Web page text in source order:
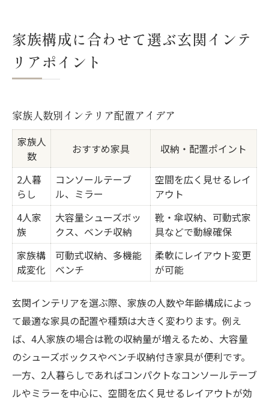
家族構成に合わせて選ぶ玄関インテ
リアポイント
家族人数別インテリア配置アイデア
家族人
数
おすすめ家具 収納・配置ポイント
2人暮
らし
コンソールテーブ
ル、ミラー
空間を広く見せるレイ
アウト
4人家
族
大容量シューズボッ
クス、ベンチ収納
靴・傘収納、可動式家
具などで動線確保
家族構
成変化
可動式収納、多機能
ベンチ
柔軟にレイアウト変更
が可能
玄関インテリアを選ぶ際、家族の人数や年齢構成によっ
て最適な家具の配置や種類は大きく変わります。例え
ば、4人家族の場合は靴の収納量が増えるため、大容量
のシューズボックスやベンチ収納付き家具が便利です。
一方、2人暮らしであればコンパクトなコンソールテーブ
ルやミラーを中心に、空間を広く見せるレイアウトが効